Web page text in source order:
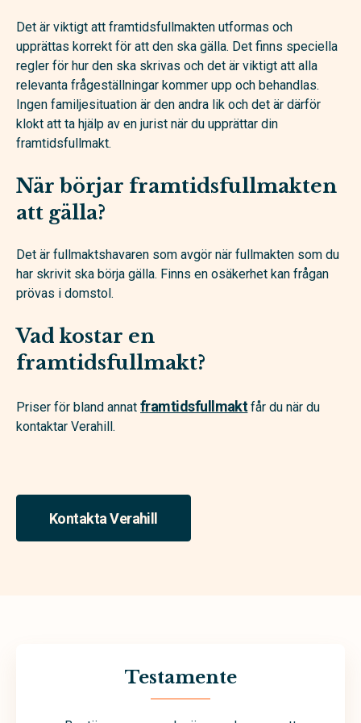
Det är viktigt att framtidsfullmakten utformas och
upprättas korrekt för att den ska gälla. Det finns speciella
regler för hur den ska skrivas och det är viktigt att alla
relevanta frågeställningar kommer upp och behandlas.
Ingen familjesituation är den andra lik och det är därför
klokt att ta hjälp av en jurist när du upprättar din
framtidsfullmakt.
När börjar framtidsfullmakten
att gälla?
Det är fullmaktshavaren som avgör när fullmakten som du
har skrivit ska börja gälla. Finns en osäkerhet kan frågan
prövas i domstol.
Vad kostar en
framtidsfullmakt?
Priser för bland annat framtidsfullmaktfår du när du
kontaktar Verahill.
Kontakta Verahill
Testamente